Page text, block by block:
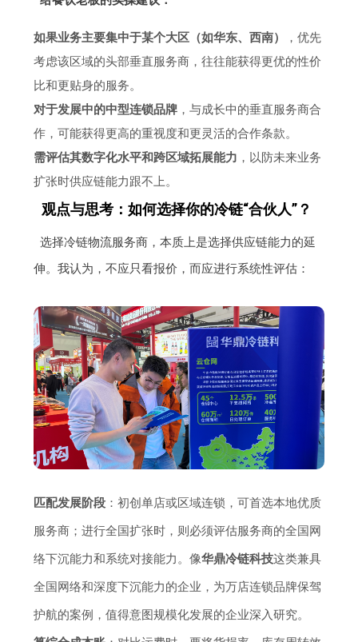
如果业务主要集中于某个大区（如华东、西南）
，优先
考虑该区域的头部垂直服务商，往往能获得更优的性价
比和更贴身的服务。
对于发展中的中型连锁品牌 ，与成长中的垂直服务商合
作，可能获得更高的重视度和更灵活的合作条款。
需评估其数字化水平和跨区域拓展能力 ，以防未来业务
扩张时供应链能力跟不上。
观点与思考：如何选择你的冷链“合伙人”？
选择冷链物流服务商，本质上是选择供应链能力的延
伸。我认为，不应只看报价，而应进行系统性评估：
匹配发展阶段 ：初创单店或区域连锁，可首选本地优质
服务商；进行全国扩张时，则必须评估服务商的全国网
络下沉能力和系统对接能力。像华鼎冷链科技这类兼具
全国网络和深度下沉能力的企业，为万店连锁品牌保驾
护航的案例，值得意图规模化发展的企业深入研究。